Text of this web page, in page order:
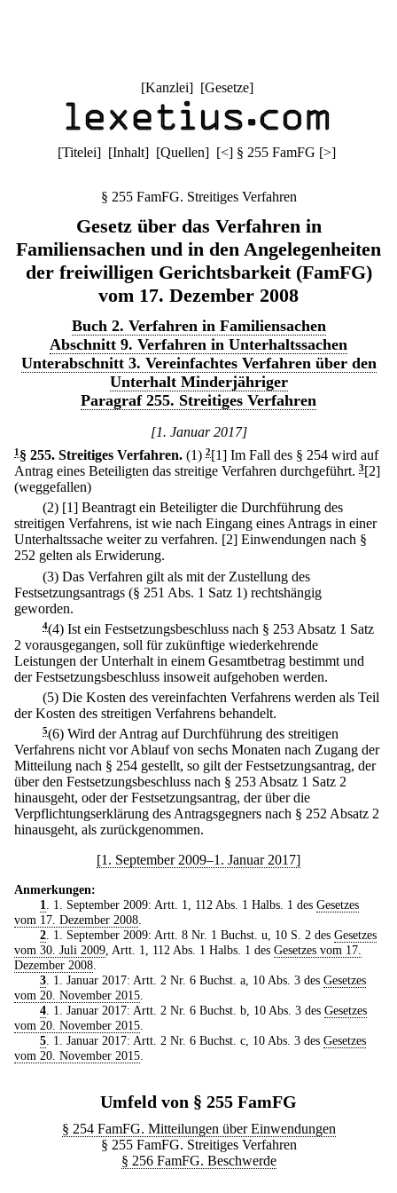
[Kanzlei] [Gesetze]
[Titelei] [Inhalt] [Quellen] [<] § 255 FamFG [>]
§ 255 FamFG. Streitiges Verfahren
Gesetz über das Verfahren in
Familiensachen und in den Angelegenheiten
der freiwilligen Gerichtsbarkeit (FamFG)
vom 17. Dezember 2008
Buch 2. Verfahren in Familiensachen
Abschnitt 9. Verfahren in Unterhaltssachen
Unterabschnitt 3. Vereinfachtes Verfahren über den
Unterhalt Minderjähriger
Paragraf 255. Streitiges Verfahren
[1. Januar 2017]
1 § 255. Streitiges Verfahren. (1) 2[1] Im Fall des § 254 wird auf
Antrag eines Beteiligten das streitige Verfahren durchgeführt. 3[2]
(weggefallen)
(2) [1] Beantragt ein Beteiligter die Durchführung des
streitigen Verfahrens, ist wie nach Eingang eines Antrags in einer
Unterhaltssache weiter zu verfahren. [2] Einwendungen nach §
252 gelten als Erwiderung.
(3) Das Verfahren gilt als mit der Zustellung des
Festsetzungsantrags (§ 251 Abs. 1 Satz 1) rechtshängig
geworden.
4(4) Ist ein Festsetzungsbeschluss nach § 253 Absatz 1 Satz
2 vorausgegangen, soll für zukünftige wiederkehrende
Leistungen der Unterhalt in einem Gesamtbetrag bestimmt und
der Festsetzungsbeschluss insoweit aufgehoben werden.
(5) Die Kosten des vereinfachten Verfahrens werden als Teil
der Kosten des streitigen Verfahrens behandelt.
5(6) Wird der Antrag auf Durchführung des streitigen
Verfahrens nicht vor Ablauf von sechs Monaten nach Zugang der
Mitteilung nach § 254 gestellt, so gilt der Festsetzungsantrag, der
über den Festsetzungsbeschluss nach § 253 Absatz 1 Satz 2
hinausgeht, oder der Festsetzungsantrag, der über die
Verpflichtungserklärung des Antragsgegners nach § 252 Absatz 2
hinausgeht, als zurückgenommen.
[1. September 2009–1. Januar 2017]
Anmerkungen:
1. 1. September 2009: Artt. 1, 112 Abs. 1 Halbs. 1 des Gesetzes
vom 17. Dezember 2008.
2. 1. September 2009: Artt. 8 Nr. 1 Buchst. u, 10 S. 2 des Gesetzes
vom 30. Juli 2009, Artt. 1, 112 Abs. 1 Halbs. 1 des Gesetzes vom 17.
Dezember 2008.
3. 1. Januar 2017: Artt. 2 Nr. 6 Buchst. a, 10 Abs. 3 des Gesetzes
vom 20. November 2015.
4. 1. Januar 2017: Artt. 2 Nr. 6 Buchst. b, 10 Abs. 3 des Gesetzes
vom 20. November 2015.
5. 1. Januar 2017: Artt. 2 Nr. 6 Buchst. c, 10 Abs. 3 des Gesetzes
vom 20. November 2015.
Umfeld von § 255 FamFG
§ 254 FamFG. Mitteilungen über Einwendungen
§ 255 FamFG. Streitiges Verfahren
§ 256 FamFG. Beschwerde